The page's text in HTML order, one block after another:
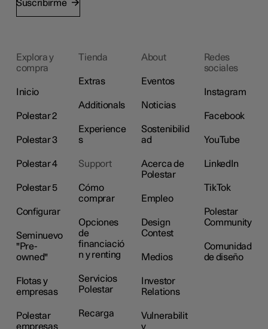
Suscribirme
Explora y
compra
Inicio
Polestar 2
Polestar 3
Polestar 4
Polestar 5
Configurar
Seminuevo
"Pre-
owned"
Flotas y
empresas
Polestar
empresas
Tienda
Extras
Additionals
Experience
s
Support
Cómo
comprar
Opciones
de
financiació
n y renting
Servicios
Polestar
Recarga
About
Eventos
Noticias
Sostenibilid
ad
Acerca de
Polestar
Empleo
Design
Contest
Medios
Investor
Relations
Vulnerabilit
y
Redes
sociales
Instagram
Facebook
YouTube
LinkedIn
TikTok
Polestar
Community
Comunidad
de diseño